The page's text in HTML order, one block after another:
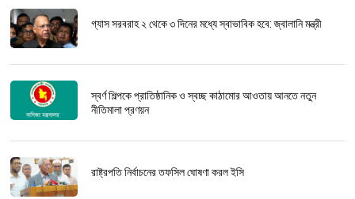
গ্যাস সরবরাহ ২ থেকে ৩ দিনের মধ্যে স্বাভাবিক হবে: জ্বালানি মন্ত্রী
স্বর্ণ শিল্পকে প্রাতিষ্ঠানিক ও স্বচ্ছ কাঠামোর আওতায় আনতে নতুন
নীতিমালা প্রণয়ন
রাষ্ট্রপতি নির্বাচনের তফসিল ঘোষণা করল ইসি